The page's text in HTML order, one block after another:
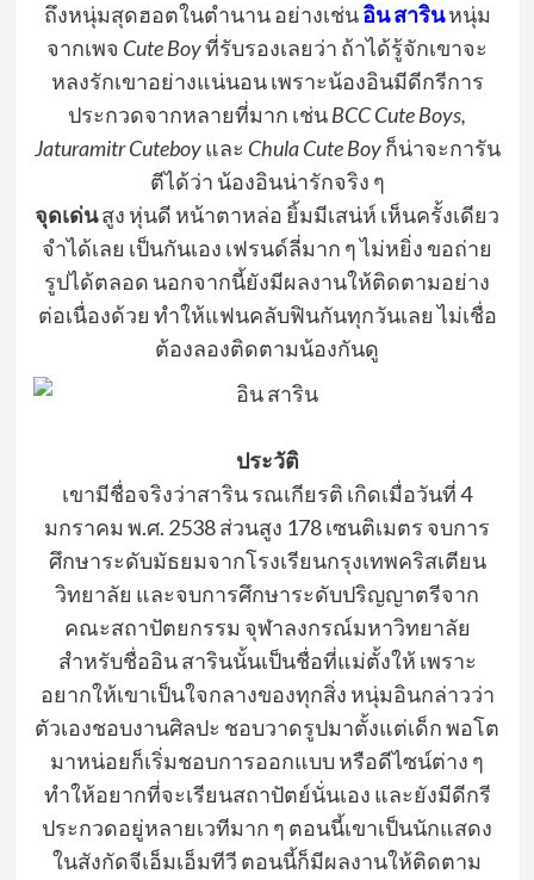
ถึงหนุ่มสุดฮอตในตำนาน อย่างเช่นอิน สารินหนุ่ม
จากเพจ Cute Boyที่รับรองเลยว่า ถ้าได้รู้จักเขาจะ
หลงรักเขาอย่างแน่นอน เพราะน้องอินมีดีกรีการ
ประกวดจากหลายที่มาก เช่นBCC Cute Boys,
Jaturamitr Cuteboyและ Chula Cute Boyก็น่าจะการัน
ตีได้ว่า น้องอินน่ารักจริง ๆ
จุดเด่นสูง หุ่นดี หน้าตาหล่อ ยิ้มมีเสน่ห์ เห็นครั้งเดียว
จำได้เลย เป็นกันเอง เฟรนด์ลี่มาก ๆ ไม่หยิ่ง ขอถ่าย
รูปได้ตลอด นอกจากนี้ยังมีผลงานให้ติดตามอย่าง
ต่อเนื่องด้วย ทำให้แฟนคลับฟินกันทุกวันเลย ไม่เชื่อ
ต้องลองติดตามน้องกันดู
ประวัติ
เขามีชื่อจริงว่าสาริน รณเกียรติ เกิดเมื่อวันที่ 4
มกราคม พ.ศ. 2538 ส่วนสูง 178 เซนติเมตร จบการ
ศึกษาระดับมัธยมจากโรงเรียนกรุงเทพคริสเตียน
วิทยาลัย และจบการศึกษาระดับปริญญาตรีจาก
คณะสถาปัตยกรรม จุฬาลงกรณ์มหาวิทยาลัย
สำหรับชื่ออิน สารินนั้นเป็นชื่อที่แม่ตั้งให้ เพราะ
อยากให้เขาเป็นใจกลางของทุกสิ่ง หนุ่มอินกล่าวว่า
ตัวเองชอบงานศิลปะ ชอบวาดรูปมาตั้งแต่เด็ก พอโต
มาหน่อยก็เริ่มชอบการออกแบบ หรือดีไซน์ต่าง ๆ
ทำให้อยากที่จะเรียนสถาปัตย์นั่นเอง และยังมีดีกรี
ประกวดอยู่หลายเวทีมาก ๆ ตอนนี้เขาเป็นนักแสดง
ในสังกัดจีเอ็มเอ็มทีวี ตอนนี้ก็มีผลงานให้ติดตาม